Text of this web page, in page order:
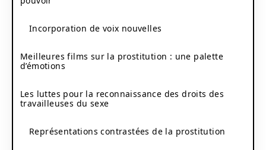
Incorporation de voix nouvelles
Meilleures films sur la prostitution : une palette
d’émotions
Les luttes pour la reconnaissance des droits des
travailleuses du sexe
Représentations contrastées de la prostitution